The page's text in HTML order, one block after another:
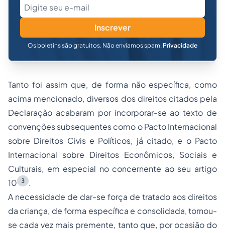
Inscrever
Os boletins são gratuitos. Não enviamos spam. Privacidade
Tanto foi assim que, de forma não específica, como
acima mencionado, diversos dos direitos citados pela
Declaração acabaram por incorporar-se ao texto de
convenções subsequentes como o Pacto Internacional
sobre Direitos Civis e Políticos, já citado, e o Pacto
Internacional sobre Direitos Econômicos, Sociais e
Culturais, em especial no concernente ao seu artigo
10
3
.
A necessidade de dar-se força de tratado aos direitos
da criança, de forma específica e consolidada, tornou-
se cada vez mais premente, tanto que, por ocasião do